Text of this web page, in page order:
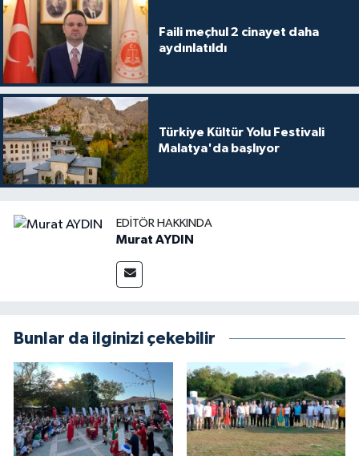
Faili meçhul 2 cinayet daha
aydınlatıldı
Türkiye Kültür Yolu Festivali
Malatya'da başlıyor
EDITÖR HAKKINDA
Murat AYDIN
Bunlar da ilginizi çekebilir